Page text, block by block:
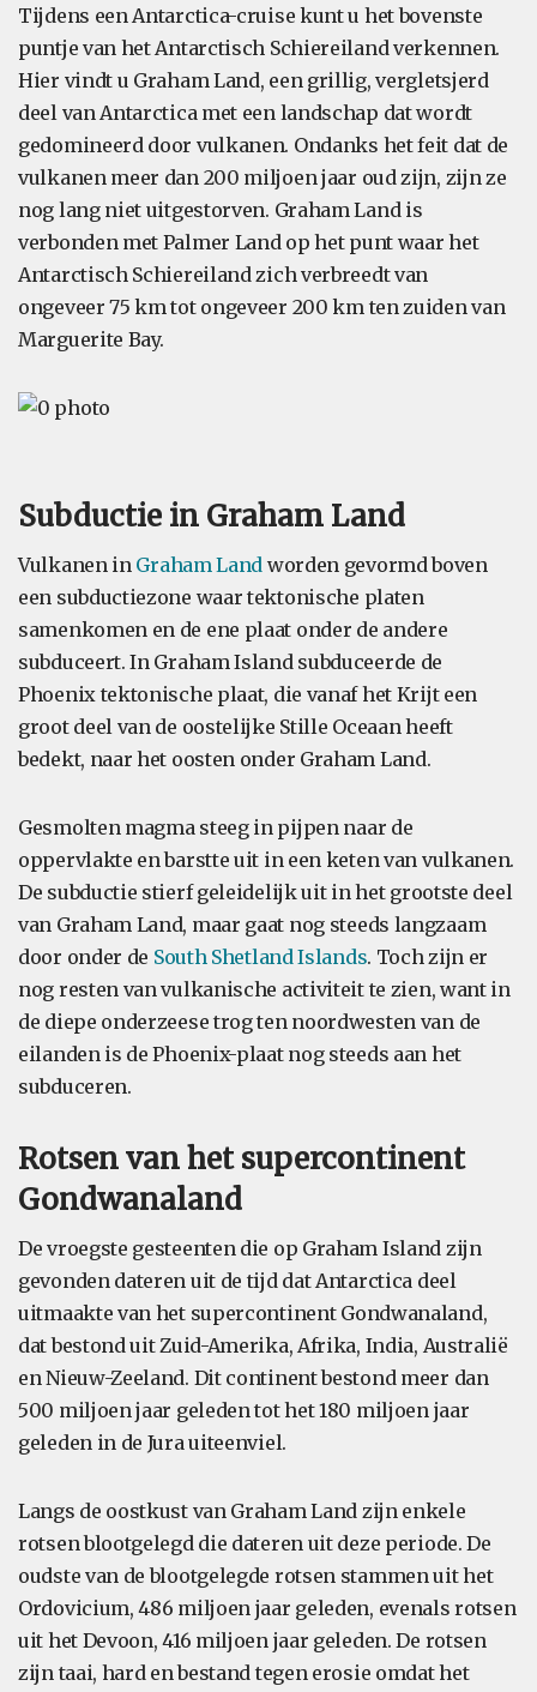
Tijdens een Antarctica-cruise kunt u het bovenste
puntje van het Antarctisch Schiereiland verkennen.
Hier vindt u Graham Land, een grillig, vergletsjerd
deel van Antarctica met een landschap dat wordt
gedomineerd door vulkanen. Ondanks het feit dat de
vulkanen meer dan 200 miljoen jaar oud zijn, zijn ze
nog lang niet uitgestorven. Graham Land is
verbonden met Palmer Land op het punt waar het
Antarctisch Schiereiland zich verbreedt van
ongeveer 75 km tot ongeveer 200 km ten zuiden van
Marguerite Bay.
Subductie in Graham Land
Vulkanen in Graham Land worden gevormd boven
een subductiezone waar tektonische platen
samenkomen en de ene plaat onder de andere
subduceert. In Graham Island subduceerde de
Phoenix tektonische plaat, die vanaf het Krijt een
groot deel van de oostelijke Stille Oceaan heeft
bedekt, naar het oosten onder Graham Land.
Gesmolten magma steeg in pijpen naar de
oppervlakte en barstte uit in een keten van vulkanen.
De subductie stierf geleidelijk uit in het grootste deel
van Graham Land, maar gaat nog steeds langzaam
door onder de South Shetland Islands. Toch zijn er
nog resten van vulkanische activiteit te zien, want in
de diepe onderzeese trog ten noordwesten van de
eilanden is de Phoenix-plaat nog steeds aan het
subduceren.
Rotsen van het supercontinent
Gondwanaland
De vroegste gesteenten die op Graham Island zijn
gevonden dateren uit de tijd dat Antarctica deel
uitmaakte van het supercontinent Gondwanaland,
dat bestond uit Zuid-Amerika, Afrika, India, Australië
en Nieuw-Zeeland. Dit continent bestond meer dan
500 miljoen jaar geleden tot het 180 miljoen jaar
geleden in de Jura uiteenviel.
Langs de oostkust van Graham Land zijn enkele
rotsen blootgelegd die dateren uit deze periode. De
oudste van de blootgelegde rotsen stammen uit het
Ordovicium, 486 miljoen jaar geleden, evenals rotsen
uit het Devoon, 416 miljoen jaar geleden. De rotsen
zijn taai, hard en bestand tegen erosie omdat het